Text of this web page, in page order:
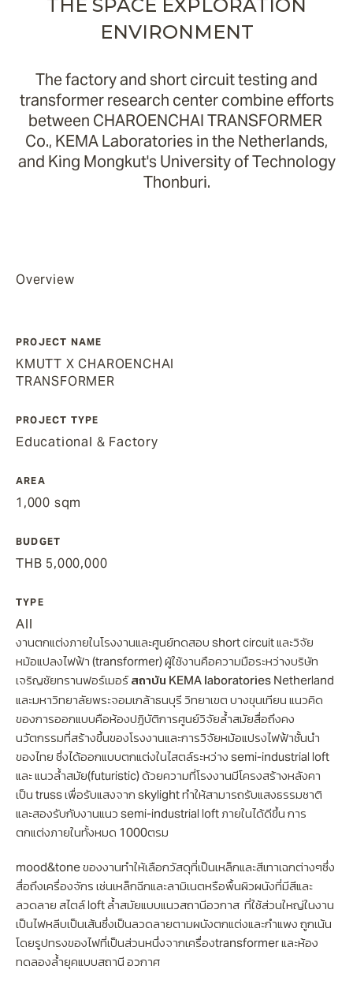
THE SPACE EXPLORATION
ENVIRONMENT
The factory and short circuit testing and
transformer research center combine efforts
between CHAROENCHAI TRANSFORMER
Co., KEMA Laboratories in the Netherlands,
and King Mongkut's University of Technology
Thonburi.
Overview
PROJECT NAME
KMUTT X CHAROENCHAI
TRANSFORMER
PROJECT TYPE
Educational & Factory
AREA
1,000 sqm
BUDGET
THB 5,000,000
TYPE
All
งานตกแต่งภายในโรงงานและศูนย์ทดสอบ short circuit และวิจัย
หม้อแปลงไฟฟ้า (transformer) ผู้ใช้งานคือความมือระหว่างบริษัท
เจริญชัยทรานฟอร์เมอร์สถาบัน KEMA laboratories Netherland
และมหาวิทยาลัยพระจอมเกล้าธนบุรี วิทยาเขต บางขุนเทียน แนวคิด
ของการออกแบบคือห้องปฎิบัติการศูนย์วิจัยล้ำสมัยสื่อถึงคง
นวัตกรรมที่สร้างขึ้นของโรงงานและการวิจัยหม้อแปรงไฟฟ้าชั้นนำ
ของไทย ซึ่งได้ออกแบบตกแต่งในไสตล์ระหว่าง semi-industrial loft
และ แนวล้ำสมัย(futuristic) ด้วยความที่โรงงานมีโครงสร้างหลังคา
เป็น truss เพื่อรับแสงจาก skylight ทำให้สามารถรับแสงธรรมชาติ
และสองรับกับงานแนว semi-industrial loft ภายในได้ดีขึ้น การ
ตกแต่งภายในทั้งหมด 1000ตรม
mood&tone ของงานทำให้เลือกวัสดุที่เป็นเหล็กและสีเทาเฉกต่างๆซึ่ง
สื่อถึงเครื่องจักร เช่นเหล็กฉีกและลามิเนตหรือพื้นผิวผนังที่มีสีและ
ลวดลาย สไตล์ loft ล้ำสมัยแบบแนวสถานีอวกาส ที่ใช้ส่วนใหญ่ในงาน
เป็นไฟหลีบเป็นเส้นซึ่งเป็นลวดลายตามผนังตกแต่งและกำแพง ถูกเน้น
โดยรูปทรงของไฟที่เป็นส่วนหนึ่งจากเครื่องtransformer และห้อง
ทดลองล้ำยุคแบบสถานี อวกาศ